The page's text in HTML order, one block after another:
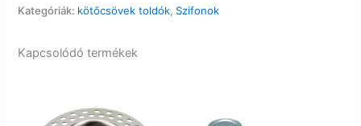
Kategóriák: kötőcsövek toldók, Szifonok
Kapcsolódó termékek